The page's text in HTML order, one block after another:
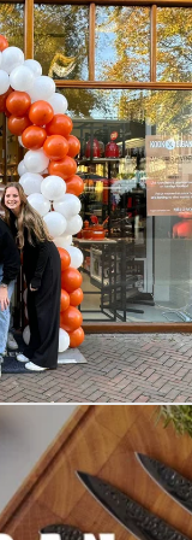
zijden van het
hardheid
structuur
Comfortabel,
Gemaakt van
voor stabiliteit.
geleverd in een luxe
ze direct af om